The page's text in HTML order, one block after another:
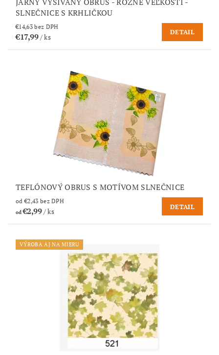
SLNEČNICE S KRHLIČKOU
€14,63 bez DPH
€17,99/ ks
DETAIL
TEFLÓNOVÝ OBRUS S MOTÍVOM SLNEČNICE
od €2,43 bez DPH
od€2,99/ ks
DETAIL
VÝROBA AJ NA MIERU